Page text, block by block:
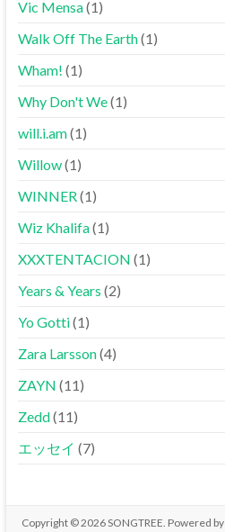
Vic Mensa(1)
Walk Off The Earth(1)
Wham! (1)
Why Don't We(1)
will.i.am(1)
Willow(1)
WINNER(1)
Wiz Khalifa(1)
XXXTENTACION (1)
Years & Years (2)
Yo Gotti(1)
Zara Larsson(4)
ZAYN (11)
Zedd(11)
エッセイ (7)
Copyright © 2026SONGTREE. Powered by